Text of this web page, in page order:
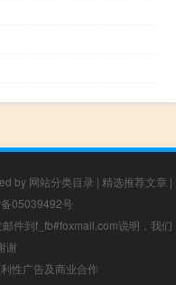
by 网站分类目录 | 精选推荐文章 |
05039492号
件到f_fb#foxmail.com说明，我们
谢
性广告及商业合作